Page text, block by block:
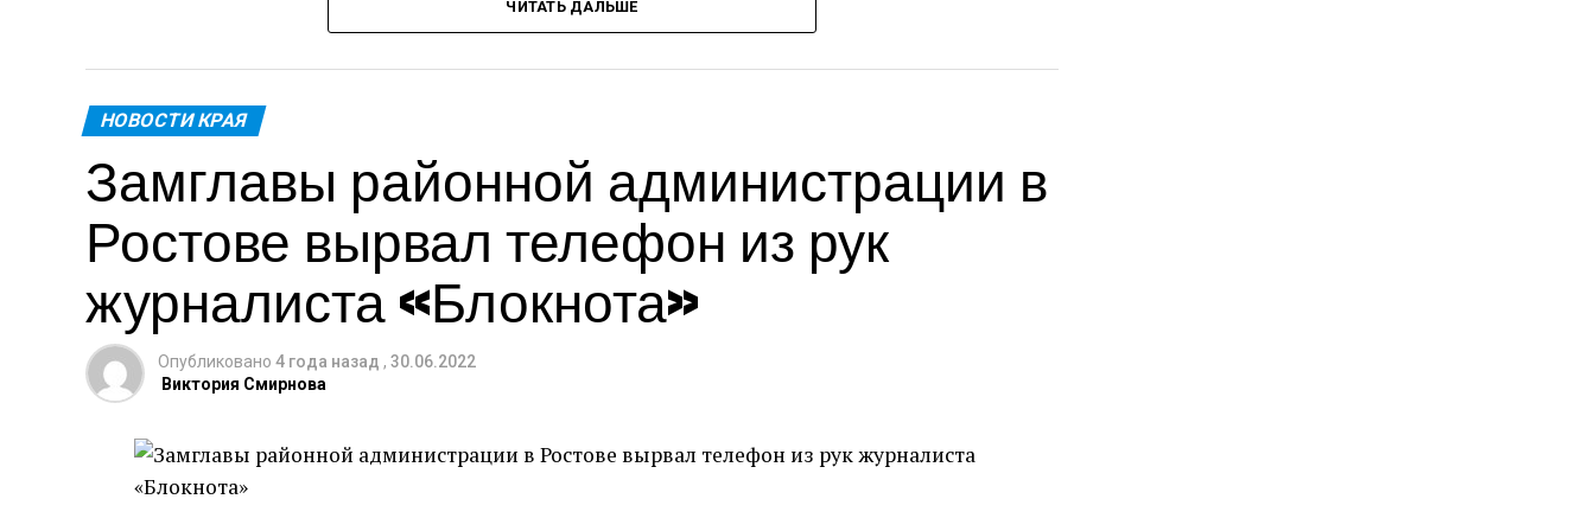
авария, Влад вместе с отчимом ехали в автобусе «Диана-Тур» из Москвы в Волгоград.
Авария случилась 10 декабря 2020 года. С тех пор семья мальчика перенесла многое:
многочисленные операции, реабилитацию, а также дорогостоящее протезирование. В
результате ДТП Владу оторвало обе ноги и руку. Автобус съехал с дороги и ребенку
буквально зажало конечности. До момента приезда спасателей отчим Роман пытался
согреть ребенка и хоть как-то успокоить. С тех самых пор жизнь семьи кардинально
изменилась.
находился в реанимации в крайне тяжелом состоянии, но к счастью пошел на
поправку. Ребенок вместе с мамой провел 4 месяца в центре Рошаля в Москве.
ЧИТАТЬ ДАЛЬШЕ
НОВОСТИ КРАЯ
Замглавы районной администрации в
Ростове вырвал телефон из рук
журналиста «Блокнота»
Опубликовано 4 года назад , 30.06.2022
Виктория Смирнова